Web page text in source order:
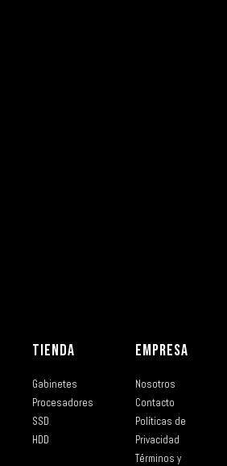
TIENDA
Gabinetes
Procesadores
SSD
HDD
EMPRESA
Nosotros
Contacto
Políticas de
Privacidad
Términos y